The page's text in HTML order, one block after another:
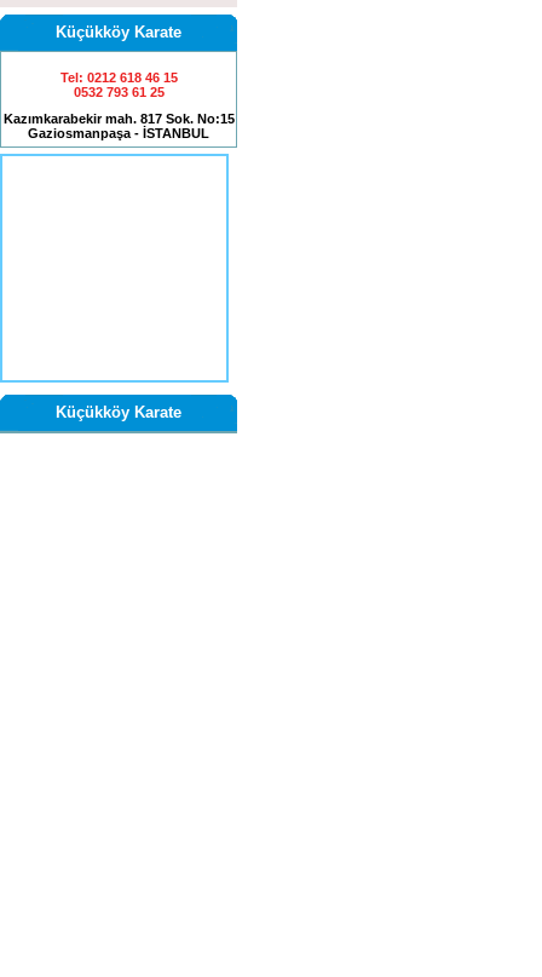
Küçükköy Karate
Tel: 0212 618 46 15
0532 793 61 25
Kazımkarabekir mah. 817 Sok. No:15
Gaziosmanpaşa - İSTANBUL
Küçükköy Karate